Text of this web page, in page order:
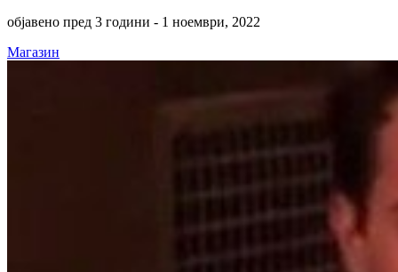
објавено пред 3 години - 1 ноември, 2022
Магазин